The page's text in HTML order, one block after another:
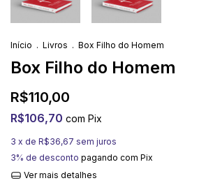
Início . Livros . Box Filho do Homem
Box Filho do Homem
R$110,00
R$106,70 com Pix
3 x de R$36,67 sem juros
3% de desconto pagando com Pix
Ver mais detalhes